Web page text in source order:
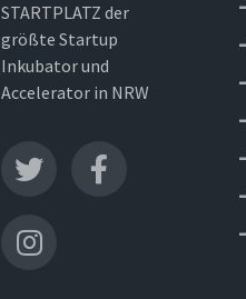
STARTPLATZ der
größte Startup
Inkubator und
Accelerator in NRW